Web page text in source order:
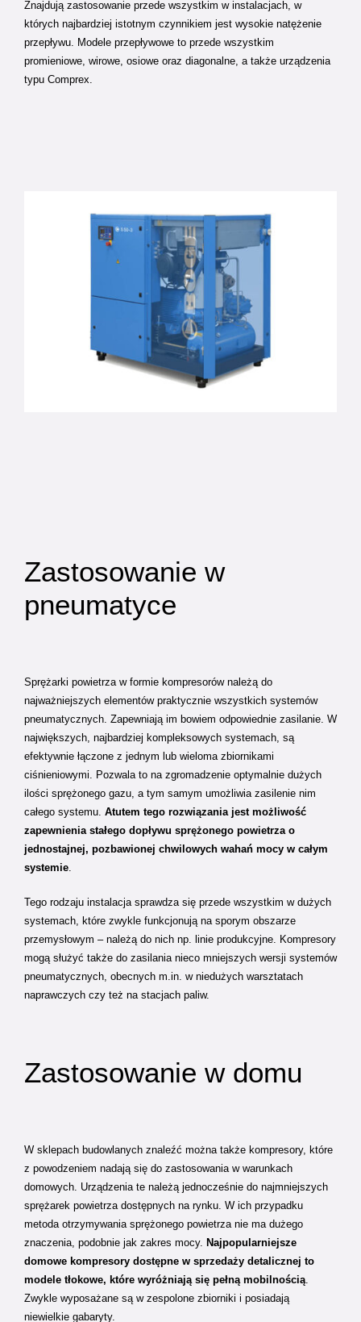
Znajdują zastosowanie przede wszystkim w instalacjach, w
których najbardziej istotnym czynnikiem jest wysokie natężenie
przepływu. Modele przepływowe to przede wszystkim
promieniowe, wirowe, osiowe oraz diagonalne, a także urządzenia
typu Comprex.
Zastosowanie w
pneumatyce
Sprężarki powietrza w formie kompresorów należą do
najważniejszych elementów praktycznie wszystkich systemów
pneumatycznych. Zapewniają im bowiem odpowiednie zasilanie. W
największych, najbardziej kompleksowych systemach, są
efektywnie łączone z jednym lub wieloma zbiornikami
ciśnieniowymi. Pozwala to na zgromadzenie optymalnie dużych
ilości sprężonego gazu, a tym samym umożliwia zasilenie nim
całego systemu. Atutem tego rozwiązania jest możliwość
zapewnienia stałego dopływu sprężonego powietrza o
jednostajnej, pozbawionej chwilowych wahań mocy w całym
systemie.
Tego rodzaju instalacja sprawdza się przede wszystkim w dużych
systemach, które zwykle funkcjonują na sporym obszarze
przemysłowym – należą do nich np. linie produkcyjne. Kompresory
mogą służyć także do zasilania nieco mniejszych wersji systemów
pneumatycznych, obecnych m.in. w niedużych warsztatach
naprawczych czy też na stacjach paliw.
Zastosowanie w domu
W sklepach budowlanych znaleźć można także kompresory, które
z powodzeniem nadają się do zastosowania w warunkach
domowych. Urządzenia te należą jednocześnie do najmniejszych
sprężarek powietrza dostępnych na rynku. W ich przypadku
metoda otrzymywania sprężonego powietrza nie ma dużego
znaczenia, podobnie jak zakres mocy. Najpopularniejsze
domowe kompresory dostępne w sprzedaży detalicznej to
modele tłokowe, które wyróżniają się pełną mobilnością.
Zwykle wyposażane są w zespolone zbiorniki i posiadają
niewielkie gabaryty.